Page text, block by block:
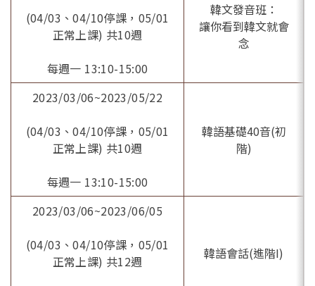
(04/03、04/10停課，05/01
正常上課) 共10週
每週一 13:10-15:00
韓文發音班：
讓你看到韓文就會
念
2023/03/06~2023/05/22
(04/03、04/10停課，05/01
正常上課) 共10週
每週一 13:10-15:00
韓語基礎40音(初
階)
2023/03/06~2023/06/05
(04/03、04/10停課，05/01
正常上課) 共12週
韓語會話(進階I)